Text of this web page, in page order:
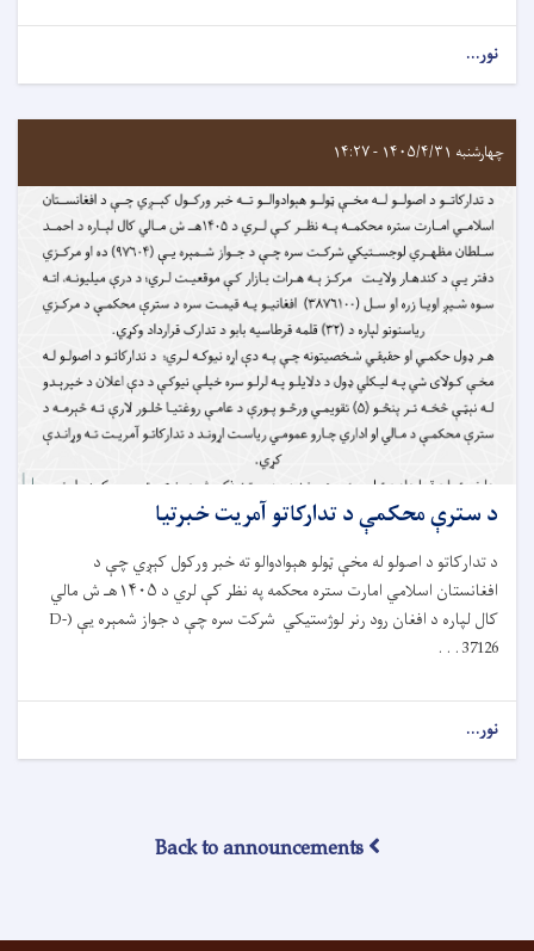
نور...
چهارشنبه ۱۴۰۵/۴/۳۱ - ۱۴:۲۷
د سترې محکمې د تدارکاتو آمريت خبرتیا
د تدارکاتو د اصولو له مخې ټولو هېوادوالو ته خبر ورکول کېږي چې د
افغانستان اسلامي امارت ستره محکمه په نظر کې لري د ۱۴۰۵هـ ش مالي
کال لپاره د افغان رود رنر لوژستیکي شرکت سره چې د جواز شمېره یې (D-
37126 . . .
نور...
Back to announcements